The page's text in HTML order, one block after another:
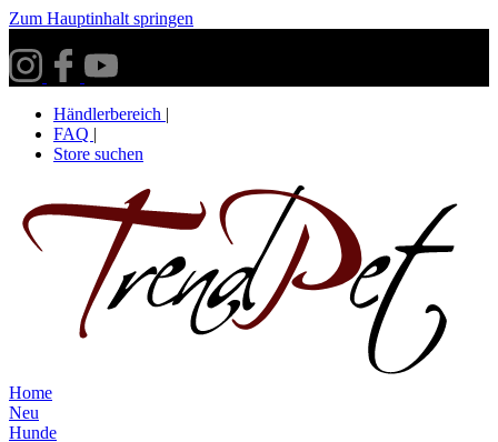
Zum Hauptinhalt springen
Händlerbereich |
FAQ |
Store suchen
Home
Neu
Hunde